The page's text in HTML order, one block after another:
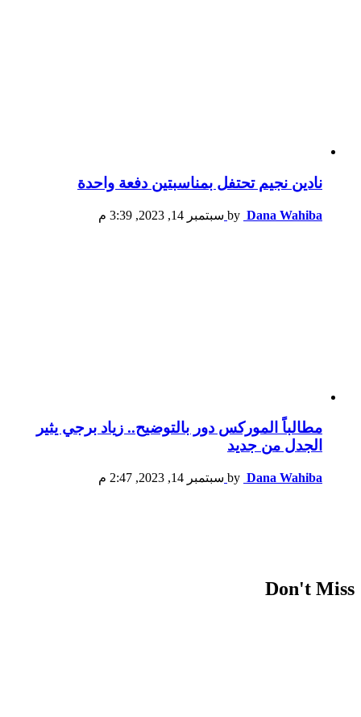
نادين نجيم تحتفل بمناسبتين دفعة واحدة
by Dana Wahiba سبتمبر 14, 2023, 3:39 م
مطالباً الموركس دور بالتوضيح.. زياد برجي يثير
الجدل من جديد
by Dana Wahiba سبتمبر 14, 2023, 2:47 م
Don't Miss